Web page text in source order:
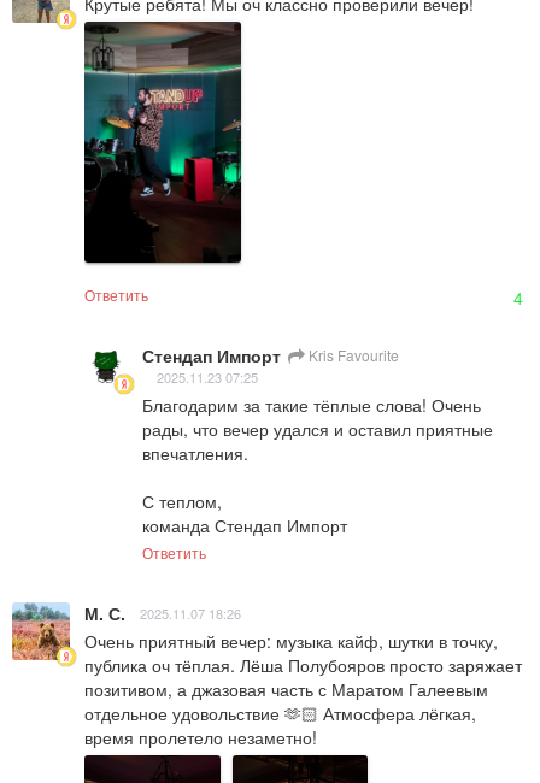
Ответить 4
Стендап Импорт Kris Favourite
2025.11.23 07:25
Благодарим за такие тёплые слова! Очень
рады, что вечер удался и оставил приятные
впечатления.
С теплом,
команда Стендап Импорт
Ответить
М. С. 2025.11.07 18:26
Очень приятный вечер: музыка кайф, шутки в точку,
публика оч тёплая. Лёша Полубояров просто заряжает
позитивом, а джазовая часть с Маратом Галеевым
отдельное удовольствие 🫶🏻 Атмосфера лёгкая,
время пролетело незаметно!